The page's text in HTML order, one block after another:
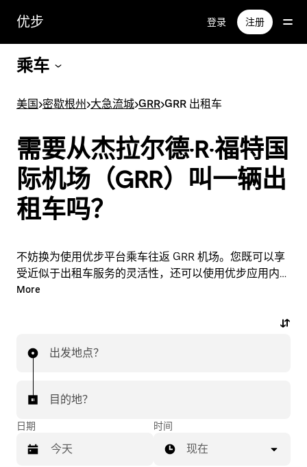
优步 登录 注册
乘车
美国>密歇根州>大急流城>GRR>GRR 出租车
需要从杰拉尔德·R·福特国
际机场（GRR）叫一辆出
租车吗？
不妨换为使用优步平台乘车往返 GRR 机场。您既可以享
受近似于出租车服务的灵活性，还可以使用优步应用内的
实用功能。您可以按需临时叫车，也可以在应用内或在线
More
出发地点？
目的地？
日期 时间
现在